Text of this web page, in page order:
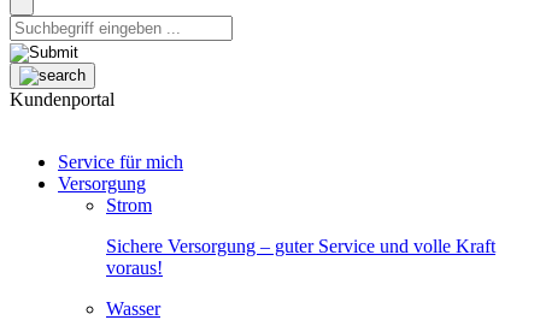
Kundenportal
Service für mich
Versorgung
Strom
Sichere Versorgung – guter Service und volle Kraft
voraus!
Wasser